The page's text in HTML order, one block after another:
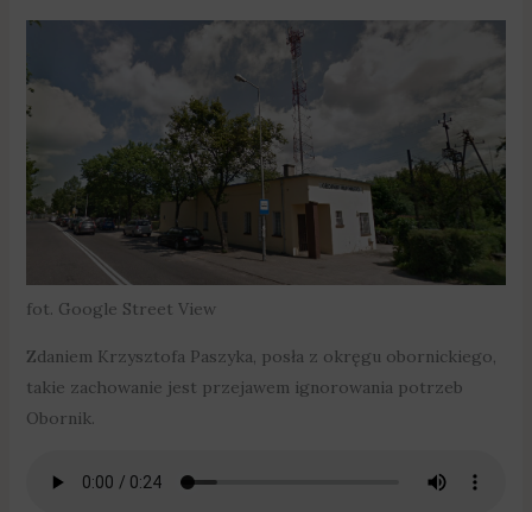
fot. Google Street View
Zdaniem Krzysztofa Paszyka, posła z okręgu obornickiego,
takie zachowanie jest przejawem ignorowania potrzeb
Obornik.